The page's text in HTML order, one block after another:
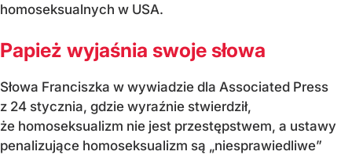
homoseksualnych w USA.
Papież wyjaśnia swoje słowa
Słowa Franciszka w wywiadzie dla Associated Press
z 24 stycznia, gdzie wyraźnie stwierdził,
że homoseksualizm nie jest przestępstwem, a ustawy
penalizujące homoseksualizm są „niesprawiedliwe”